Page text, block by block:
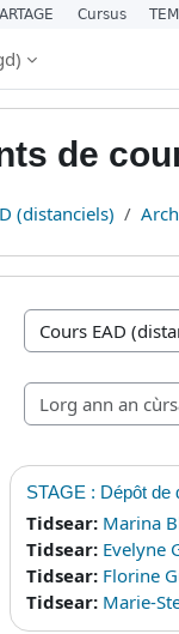
de
(distanciels)
Caiteagoiridhean
STAGE : Dépôt
Tidsear: Marina
Tidsear: Evelyne
Tidsear: Florine
Tidsear: Marie-
Cursus